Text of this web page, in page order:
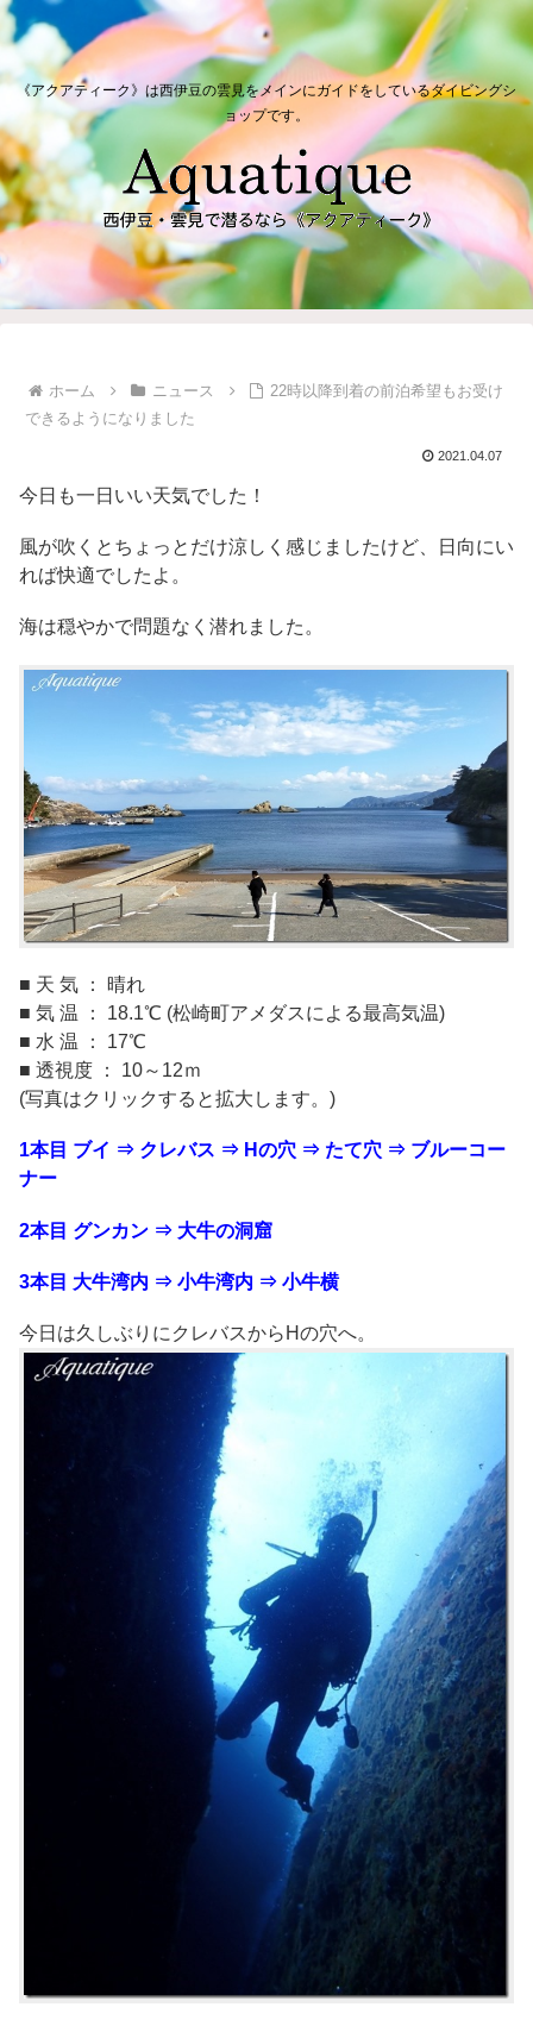
《アクアティーク》は西伊豆の雲見をメインにガイドをしているダイビングシ
ョップです。
ホーム ニュース
22時以降到着の前泊希望もお受け
できるようになりました
2021.04.07
今日も一日いい天気でした！
風が吹くとちょっとだけ涼しく感じましたけど、日向にい
れば快適でしたよ。
海は穏やかで問題なく潜れました。
■ 天 気 ： 晴れ
■ 気 温 ： 18.1℃ (松崎町アメダスによる最高気温)
■ 水 温 ： 17℃
■ 透視度 ： 10～12ｍ
(写真はクリックすると拡大します。)
1本目 ブイ ⇒ クレバス ⇒ Hの穴 ⇒ たて穴 ⇒ ブルーコー
ナー
2本目 グンカン ⇒ 大牛の洞窟
3本目 大牛湾内 ⇒ 小牛湾内 ⇒ 小牛横
今日は久しぶりにクレバスからHの穴へ。